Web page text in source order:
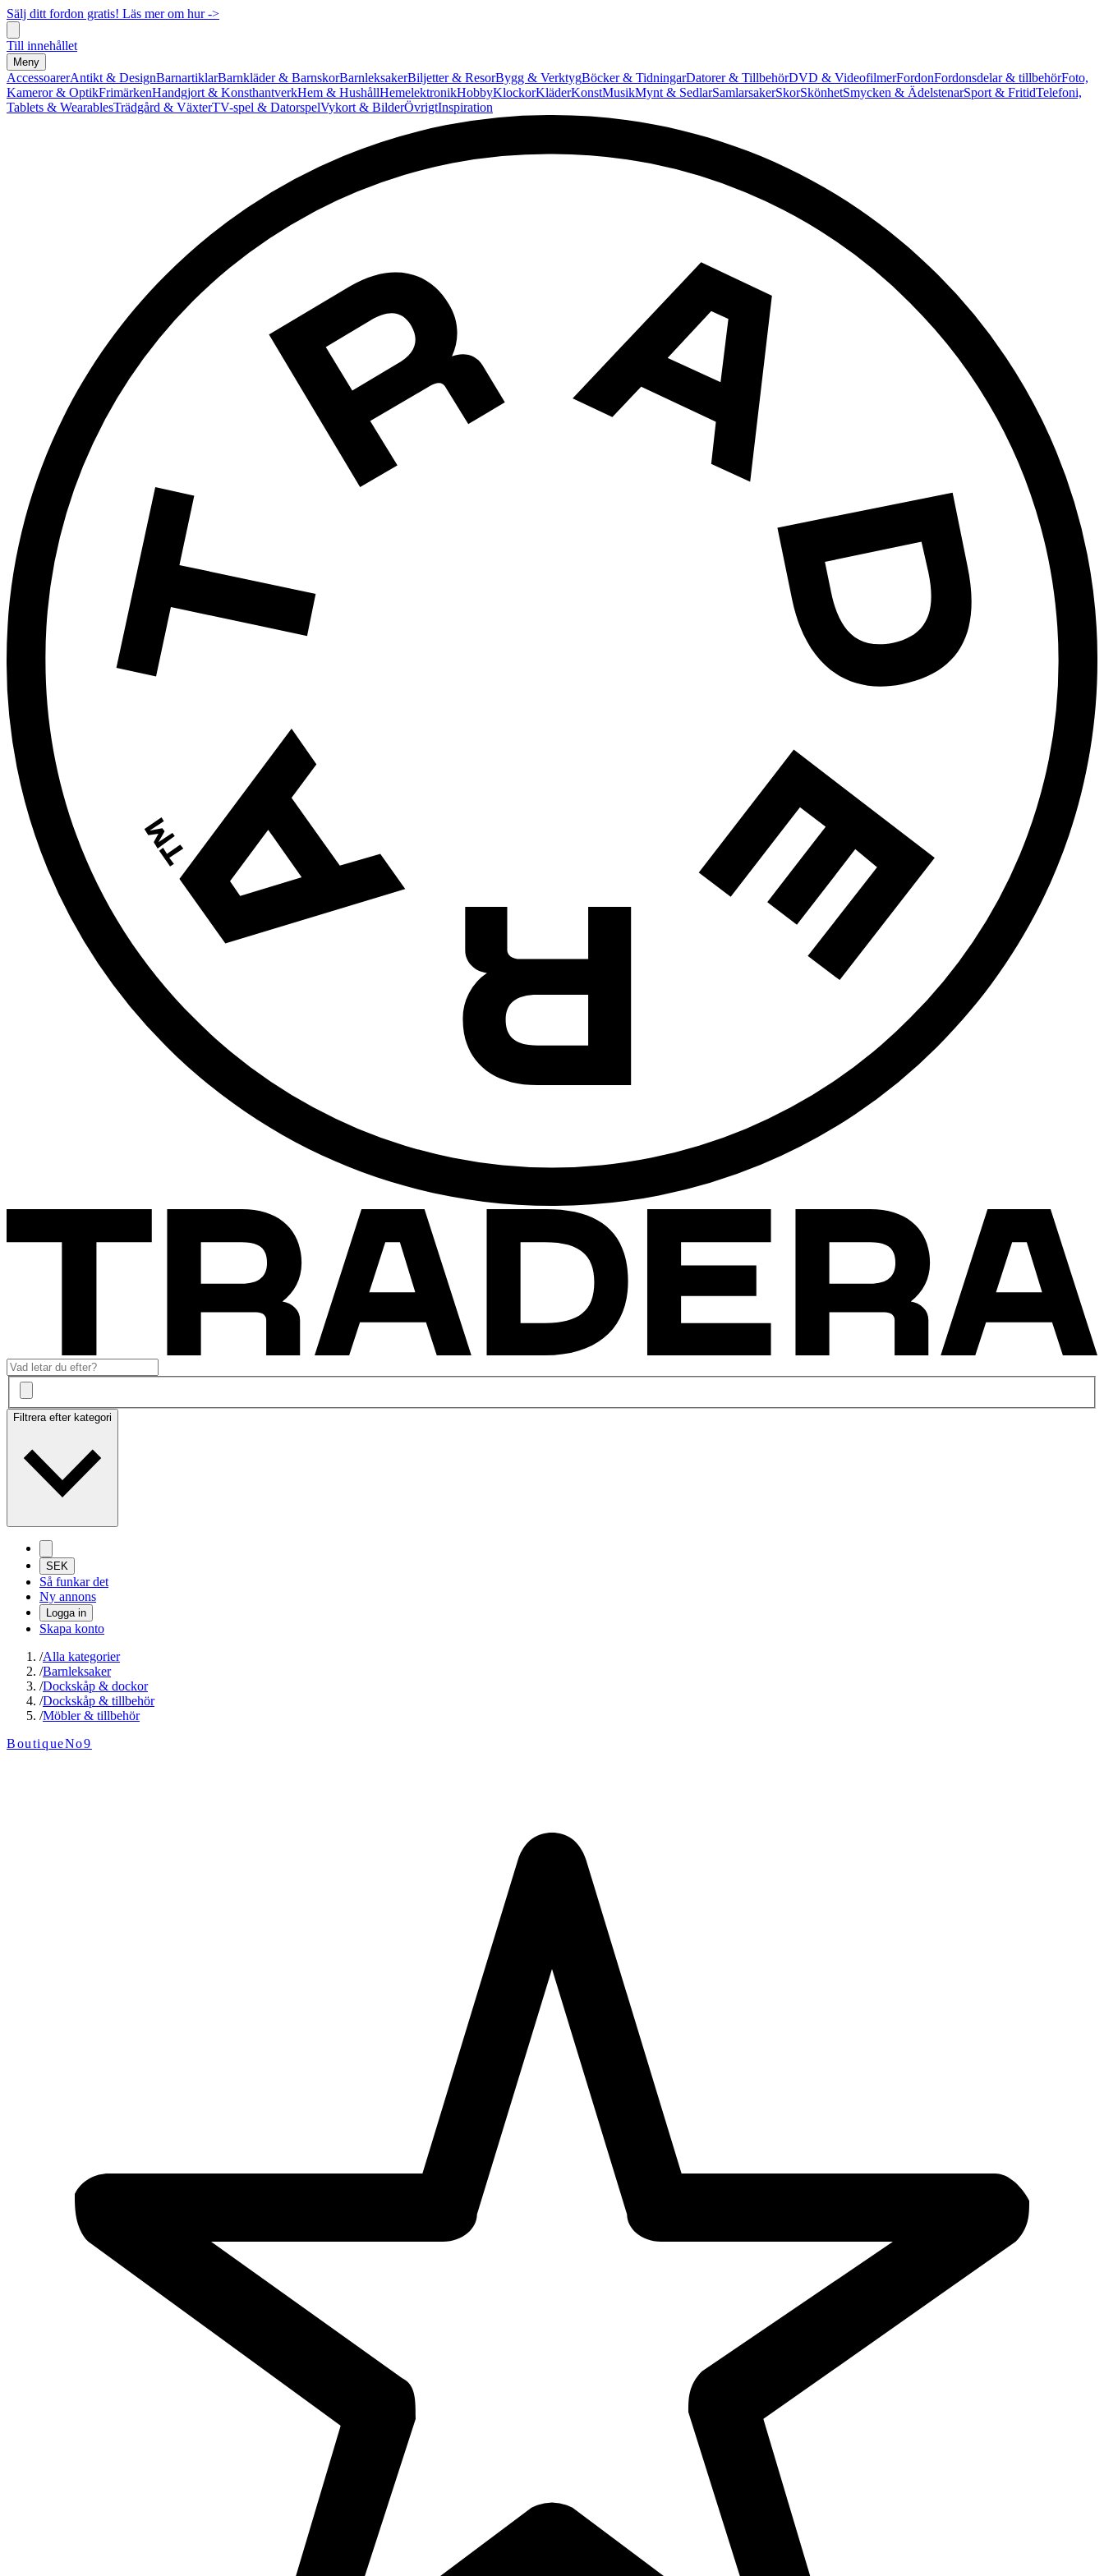
Sälj ditt fordon gratis! Läs mer om hur ->
Till innehållet
Meny
AccessoarerAntikt & DesignBarnartiklarBarnkläder & BarnskorBarnleksakerBiljetter & ResorBygg & VerktygBöcker & TidningarDatorer & TillbehörDVD & VideofilmerFordonFordonsdelar & tillbehörFoto,
Kameror & OptikFrimärkenHandgjort & KonsthantverkHem & HushållHemelektronikHobbyKlockorKläderKonstMusikMynt & SedlarSamlarsakerSkorSkönhetSmycken & ÄdelstenarSport & FritidTelefoni,
Tablets & WearablesTrädgård & VäxterTV-spel & DatorspelVykort & BilderÖvrigtInspiration
Filtrera efter kategori
SEK
Så funkar det
Ny annons
Logga in
Skapa konto
/Alla kategorier
/Barnleksaker
/Dockskåp & dockor
/Dockskåp & tillbehör
/Möbler & tillbehör
BoutiqueNo9